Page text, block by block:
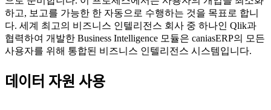
하고, 보고를 가능한 한 자동으로 수행하는 것을 목표로 합니
다. 세계 최고의 비즈니스 인텔리전스 회사 중 하나인 Qlik과
협력하여 개발한 Business Intelligence 모듈은 caniasERP의 모든
사용자를 위해 통합된 비즈니스 인텔리전스 시스템입니다.
데이터 자원 사용